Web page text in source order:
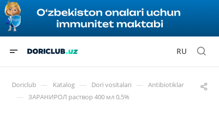
RU
Doriclub — Katalog — Dori vositalari — Antibiotiklar
— ЗАРАНИРОЛ раствор 400 мл 0,5%